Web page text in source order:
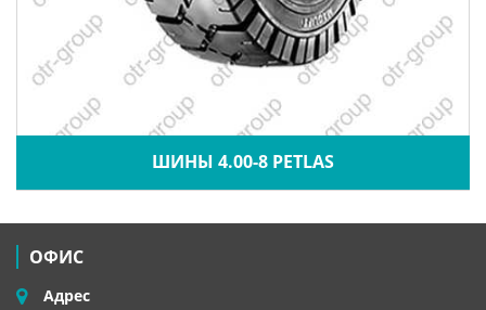
ШИНЫ 4.00-8 PETLAS
ОФИС
Адрес